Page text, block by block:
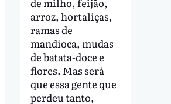
arroz, hortaliças,
ramas de
mandioca, mudas
de batata-doce e
flores. Mas será
que essa gente que
perdeu tanto,